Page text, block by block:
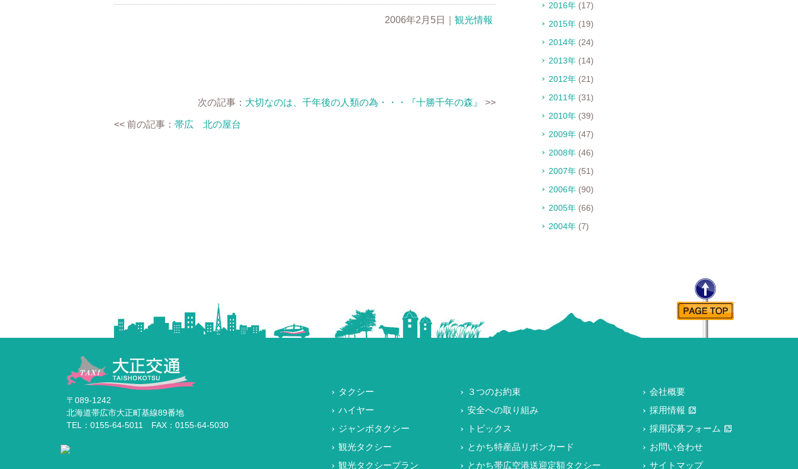
2006年2月5日 ｜観光情報
次の記事： 大切なのは、千年後の人類の為・・・『十勝千年の森』 >>
<< 前の記事： 帯広 北の屋台
2016年 (17)
2015年 (19)
2014年 (24)
2013年 (14)
2012年 (21)
2011年 (31)
2010年 (39)
2009年 (47)
2008年 (46)
2007年 (51)
2006年 (90)
2005年 (66)
2004年 (7)
〒089-1242
北海道帯広市大正町基線89番地
TEL：0155-64-5011 FAX：0155-64-5030
タクシー
ハイヤー
ジャンボタクシー
観光タクシー
観光タクシープラン
３つのお約束
安全への取り組み
トピックス
とかち特産品リボンカード
とかち帯広空港送迎定額タクシー
会社概要
採用情報
採用応募フォーム
お問い合わせ
サイトマップ